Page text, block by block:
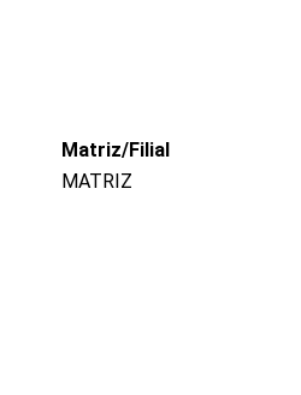
Matriz/Filial
MATRIZ